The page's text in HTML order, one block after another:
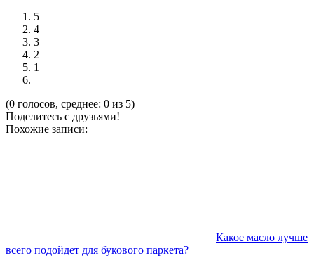
5
4
3
2
1
(0 голосов, среднее: 0 из 5)
Поделитесь с друзьями!
Похожие записи:
Какое масло лучше
всего подойдет для букового паркета?